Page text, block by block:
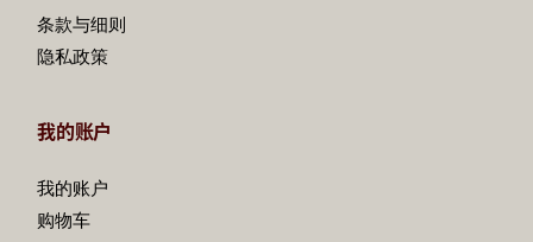
条款与细则
隐私政策
我的账户
我的账户
购物车